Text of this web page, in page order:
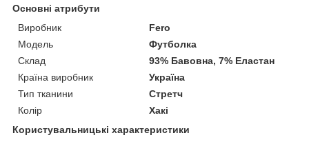
Основні атрибути
Виробник
Fero
Модель
Футболка
Склад
93% Бавовна, 7% Еластан
Країна виробник
Україна
Тип тканини
Стретч
Колір
Хакі
Користувальницькі характеристики